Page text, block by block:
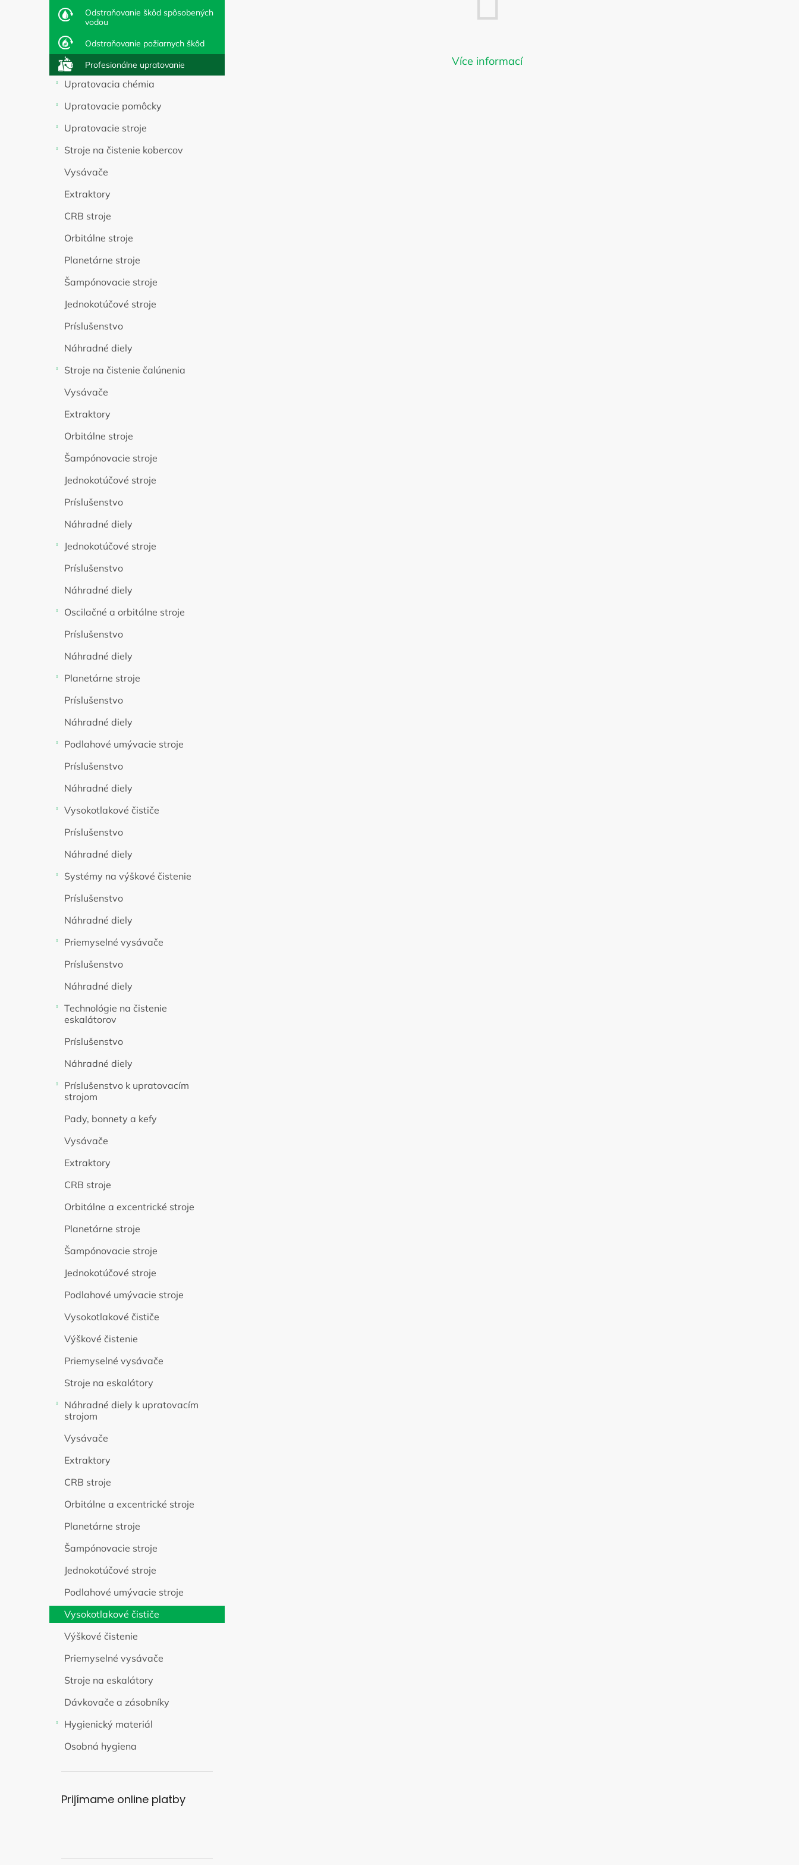
Odstraňovanie škôd spôsobených
vodou
Odstraňovanie požiarnych škôd
Profesionálne upratovanie
Upratovacia chémia
Upratovacie pomôcky
Upratovacie stroje
Stroje na čistenie kobercov
Vysávače
Extraktory
CRB stroje
Orbitálne stroje
Planetárne stroje
Šampónovacie stroje
Jednokotúčové stroje
Príslušenstvo
Náhradné diely
Stroje na čistenie čalúnenia
Vysávače
Extraktory
Orbitálne stroje
Šampónovacie stroje
Jednokotúčové stroje
Príslušenstvo
Náhradné diely
Jednokotúčové stroje
Príslušenstvo
Náhradné diely
Oscilačné a orbitálne stroje
Príslušenstvo
Náhradné diely
Planetárne stroje
Príslušenstvo
Náhradné diely
Podlahové umývacie stroje
Príslušenstvo
Náhradné diely
Vysokotlakové čističe
Príslušenstvo
Náhradné diely
Systémy na výškové čistenie
Príslušenstvo
Náhradné diely
Priemyselné vysávače
Príslušenstvo
Náhradné diely
Technológie na čistenie
eskalátorov
Príslušenstvo
Náhradné diely
Príslušenstvo k upratovacím
strojom
Pady, bonnety a kefy
Vysávače
Extraktory
CRB stroje
Orbitálne a excentrické stroje
Planetárne stroje
Šampónovacie stroje
Jednokotúčové stroje
Podlahové umývacie stroje
Vysokotlakové čističe
Výškové čistenie
Priemyselné vysávače
Stroje na eskalátory
Náhradné diely k upratovacím
strojom
Vysávače
Extraktory
CRB stroje
Orbitálne a excentrické stroje
Planetárne stroje
Šampónovacie stroje
Jednokotúčové stroje
Podlahové umývacie stroje
Vysokotlakové čističe
Výškové čistenie
Priemyselné vysávače
Stroje na eskalátory
Dávkovače a zásobníky
Hygienický materiál
Osobná hygiena
Prijímame online platby
Môžete sa ale pozrieť na ostatné kategórie.
Více informací